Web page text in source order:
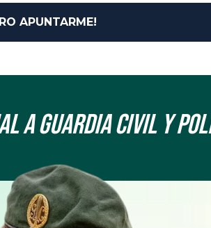
APUNTARME!
a Guardia Civil y